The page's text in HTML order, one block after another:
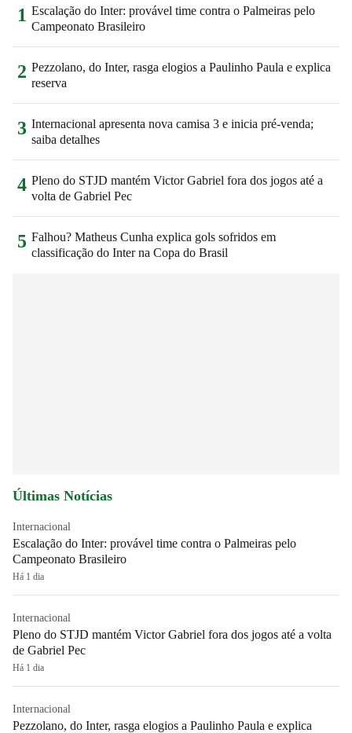
1 Escalação do Inter: provável time contra o Palmeiras pelo
Campeonato Brasileiro
2 Pezzolano, do Inter, rasga elogios a Paulinho Paula e explica
reserva
3 Internacional apresenta nova camisa 3 e inicia pré-venda;
saiba detalhes
4 Pleno do STJD mantém Victor Gabriel fora dos jogos até a
volta de Gabriel Pec
5 Falhou? Matheus Cunha explica gols sofridos em
classificação do Inter na Copa do Brasil
Últimas Notícias
Internacional
Escalação do Inter: provável time contra o Palmeiras pelo
Campeonato Brasileiro
Há 1 dia
Internacional
Pleno do STJD mantém Victor Gabriel fora dos jogos até a volta
de Gabriel Pec
Há 1 dia
Internacional
Pezzolano, do Inter, rasga elogios a Paulinho Paula e explica